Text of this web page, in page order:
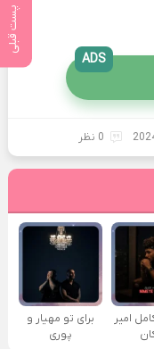
پست قبلی
ADS
0 نظر
امیر
برای تو مهیار و
پوری